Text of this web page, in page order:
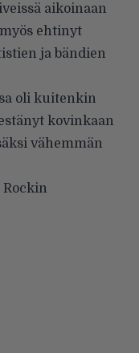
aikoinaan
ehtinyt
ja bändien
oli kuitenkin
kovinkaan
vähemmän
Rockin